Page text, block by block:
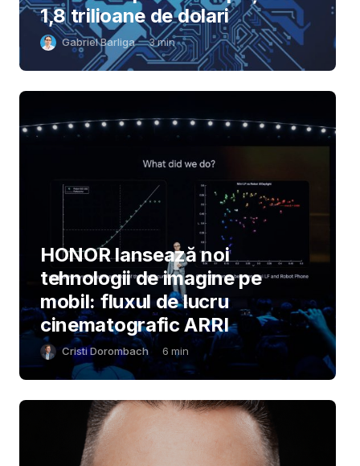
1,8 trilioane de dolari
Gabriel Barliga 3min
HONOR lansează noi
tehnologii de imagine pe
mobil: fluxul de lucru
cinematografic ARRI
Cristi Dorombach 6 min